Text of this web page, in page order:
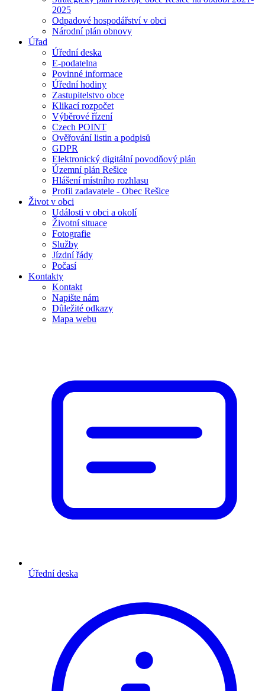
2025
Odpadové hospodářství v obci
Národní plán obnovy
Úřad
Úřední deska
E-podatelna
Povinné informace
Úřední hodiny
Zastupitelstvo obce
Klikací rozpočet
Výběrové řízení
Czech POINT
Ověřování listin a podpisů
GDPR
Elektronický digitální povodňový plán
Územní plán Rešice
Hlášení místního rozhlasu
Profil zadavatele - Obec Rešice
Život v obci
Události v obci a okolí
Životní situace
Fotografie
Služby
Jízdní řády
Počasí
Kontakty
Kontakt
Napište nám
Důležité odkazy
Mapa webu
Úřední deska